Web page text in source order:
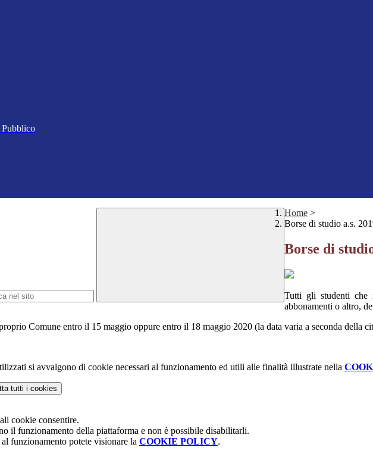
Home >
Borse di studio a.s.
Borse di
Tutti gli studenti che
abbonamenti o altro,
Comune entro il 15 maggio oppure entro il 18 maggio 2020 (la data varia a seconda della
si avvalgono di cookie necessari al funzionamento ed utili alle finalità illustrate nella
tutti i cookies
cookie consentire.
il funzionamento della piattaforma e non è possibile disabilitarli.
funzionamento potete visionare la COOKIE POLICY.